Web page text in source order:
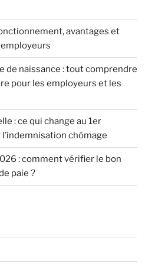
avantages et
de naissance : tout comprendre
pour les employeurs et les
: ce qui change au 1er
chômage
: comment vérifier le bon
paie ?